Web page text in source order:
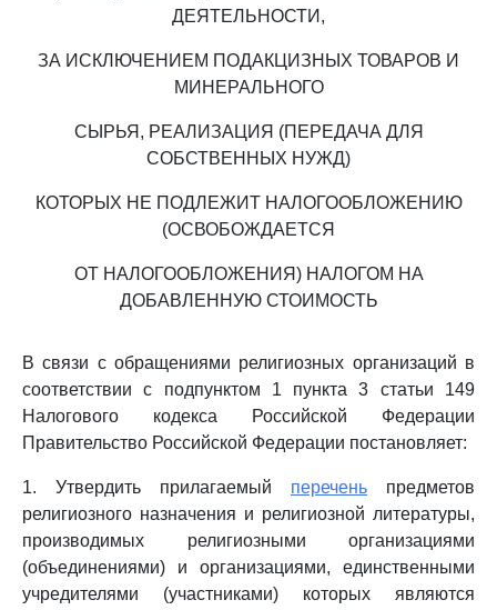
ДЕЯТЕЛЬНОСТИ,
ЗА ИСКЛЮЧЕНИЕМ ПОДАКЦИЗНЫХ ТОВАРОВ И
МИНЕРАЛЬНОГО
СЫРЬЯ, РЕАЛИЗАЦИЯ (ПЕРЕДАЧА ДЛЯ
СОБСТВЕННЫХ НУЖД)
КОТОРЫХ НЕ ПОДЛЕЖИТ НАЛОГООБЛОЖЕНИЮ
(ОСВОБОЖДАЕТСЯ
ОТ НАЛОГООБЛОЖЕНИЯ) НАЛОГОМ НА
ДОБАВЛЕННУЮ СТОИМОСТЬ
В связи с обращениями религиозных организаций в
соответствии с подпунктом 1 пункта 3 статьи 149
Налогового кодекса Российской Федерации
Правительство Российской Федерации постановляет:
1. Утвердить прилагаемый перечень предметов
религиозного назначения и религиозной литературы,
производимых религиозными организациями
(объединениями) и организациями, единственными
учредителями (участниками) которых являются